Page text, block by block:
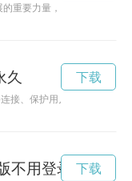
重要力量，通过创新技术
久
接、保护用户隐私的工具
下载
不用登录 下载